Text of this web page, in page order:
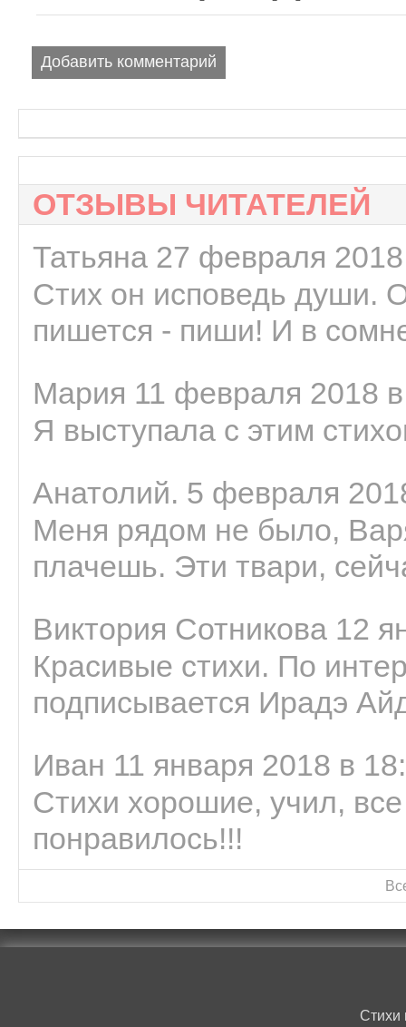
Добавить комментарий
ОТЗЫВЫ ЧИТАТЕЛЕЙ
Татьяна 27 февраля
Стих он исповедь души.
пишется - пиши! И в
Мария 11 февраля 2018
Я выступала с этим
Анатолий. 5 февраля
Меня рядом не было,
плачешь. Эти твари,
Виктория Сотникова 12
Красивые стихи. По
подписывается Ирадэ
Иван 11 января 2018 в
Стихи хорошие, учил,
понравилось!!!
Стихи